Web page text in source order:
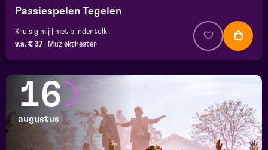
Passiespelen Tegelen
Kruisig mij | met blindentolk
v.a. € 37
Muziektheater
16
augustus